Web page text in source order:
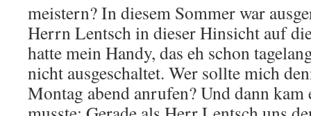
meistern? In diesem Sommer war
Herrn Lentsch in dieser Hinsicht auf
hatte mein Handy, das eh schon
nicht ausgeschaltet. Wer sollte mich
Montag abend anrufen? Und dann kam